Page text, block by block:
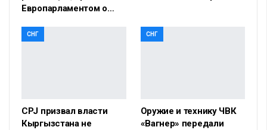
Европарламентом о…
СНГ
CPJ призвал власти
Кыргызстана не
СНГ
Оружие и технику ЧВК
«Вагнер» передали